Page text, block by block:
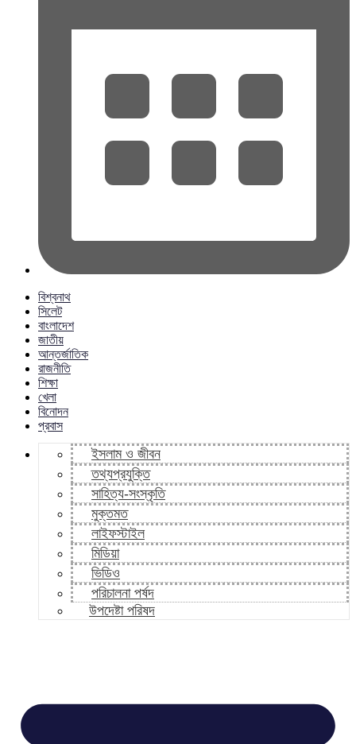
বিশ্বনাথ
সিলেট
বাংলাদেশ
জাতীয়
আন্তর্জাতিক
রাজনীতি
শিক্ষা
খেলা
বিনোদন
প্রবাস
ইসলাম ও জীবন
তথ্যপ্রযুক্তি
সাহিত্য-সংস্কৃতি
মুক্তমত
লাইফস্টাইল
মিডিয়া
ভিডিও
পরিচালনা পর্ষদ
উপদেষ্টা পরিষদ